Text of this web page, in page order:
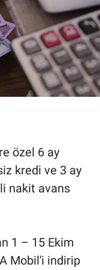
özel 6 ay
kredi ve 3 ay
nakit avans
1 – 15 Ekim
Mobil'i indirip